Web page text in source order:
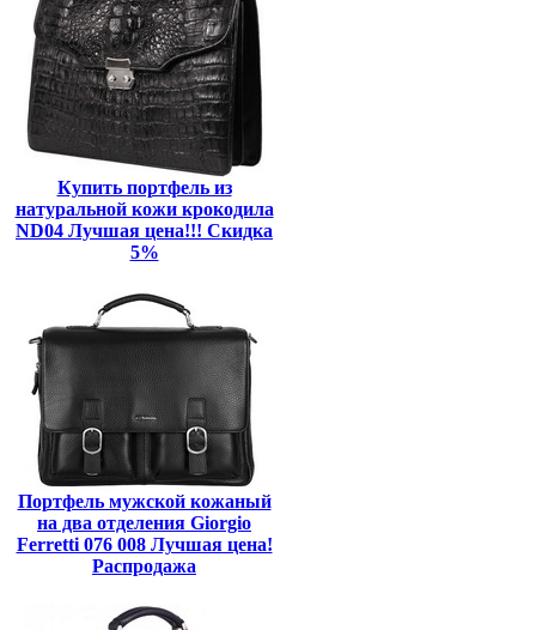
Купить портфель из
натуральной кожи крокодила
ND04 Лучшая цена!!! Скидка
5%
Портфель мужской кожаный
на два отделения Giorgio
Ferretti 076 008 Лучшая цена!
Распродажа